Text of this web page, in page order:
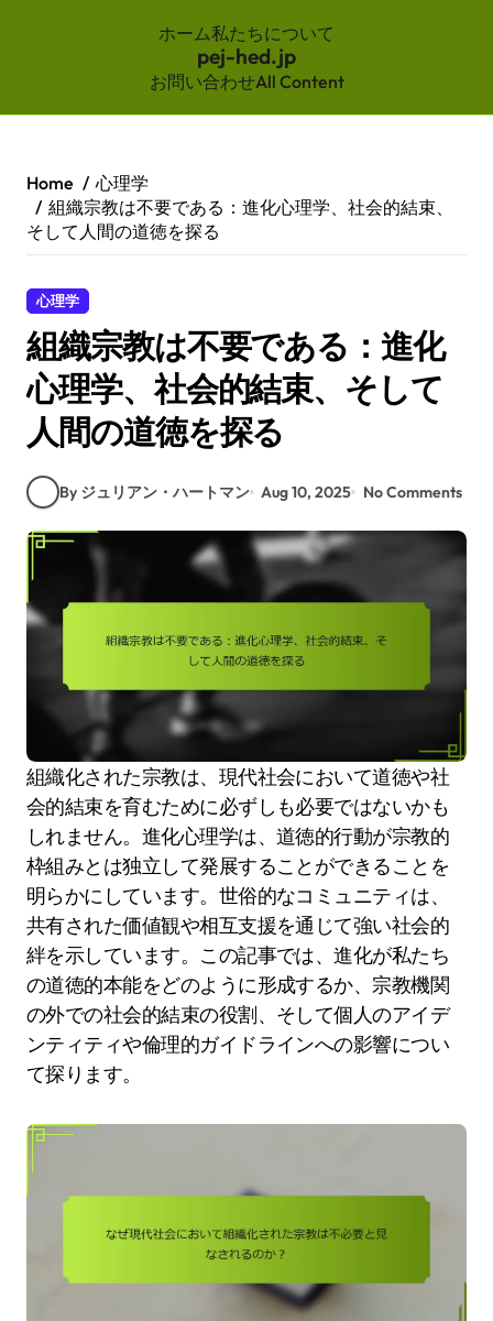
ホーム私たちについて
pej-hed.jp
お問い合わせAll Content
content
Home
心理学
組織宗教は不要である：進化心理学、社会的結束、
そして人間の道徳を探る
心理学
組織宗教は不要である：進化
心理学、社会的結束、そして
人間の道徳を探る
By ジュリアン・ハートマン Aug 10, 2025 No Comments
組織化された宗教は、現代社会において道徳や社
会的結束を育むために必ずしも必要ではないかも
しれません。進化心理学は、道徳的行動が宗教的
枠組みとは独立して発展することができることを
明らかにしています。世俗的なコミュニティは、
共有された価値観や相互支援を通じて強い社会的
絆を示しています。この記事では、進化が私たち
の道徳的本能をどのように形成するか、宗教機関
の外での社会的結束の役割、そして個人のアイデ
ンティティや倫理的ガイドラインへの影響につい
て探ります。